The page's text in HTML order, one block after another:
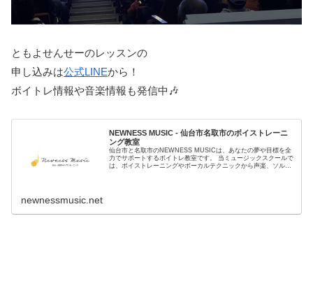
ともよせんせーのレッスンの
申し込みは公式LINEから！
ボイトレ情報や音楽情報も発信中🎶
NEWNESS MUSIC - 仙台市名取市のボイストレーニ
ング教室
仙台市と名取市のNEWNESS MUSICは、あなたの夢や目標を全
力でサポートするボイトレ教室です。 当ミュージックスクールで
は、ボイストレーニングやボーカルテクニックから声楽、ソルフ
newnessmusic.net